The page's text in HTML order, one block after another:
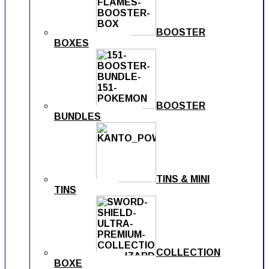
BOOSTER
BOXES
BOOSTER
BUNDLES
TINS & MINI
TINS
COLLECTION
BOXE